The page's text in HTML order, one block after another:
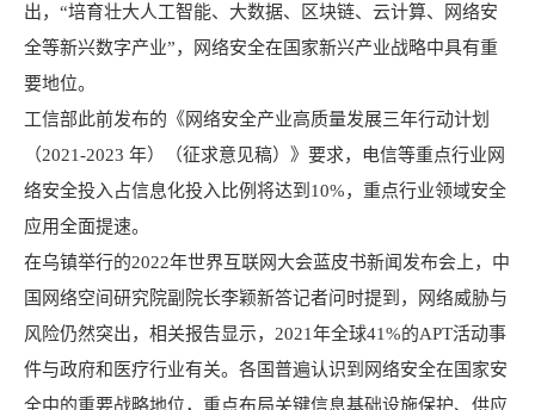
出，“培育壮大人工智能、大数据、区块链、 云计算、网络安
全等新兴数字产业”，网络安全在国家新兴产业战略中具有重
要地位。
工信部此前发布的《网络安全产业高质量发展三年行动计划
（2021-2023 年）（征求意见稿）》要求，电信等重点行业网
络安全投入占信息化投入比例将达到10%，重点行业领域安全
应用全面提速。
在乌镇举行的2022年世界互联网大会蓝皮书新闻发布会上，中
国网络空间研究院副院长李颖新答记者问时提到，网络威胁与
风险仍然突出，相关报告显示，2021年全球41%的APT活动事
件与政府和医疗行业有关。各国普遍认识到网络安全在国家安
全中的重要战略地位，重点布局关键信息基础设施保护、供应